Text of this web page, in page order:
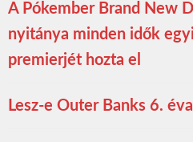
A Pókember Brand New
nyitánya minden idők
premierjét hozta el
Lesz-e Outer Banks 6.